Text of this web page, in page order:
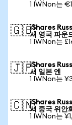
1 IWNon는
🇬🇧iShares
서 영국 파운
1 IWNon는
🇯🇵iShares
서 일본 엔
1 IWNon는
🇨🇳iShares
서 중국 위안
1 IWNon는